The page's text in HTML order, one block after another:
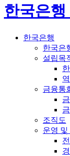
한국은
한국은행
한국은
설립목
금융통
조직도
운영 및